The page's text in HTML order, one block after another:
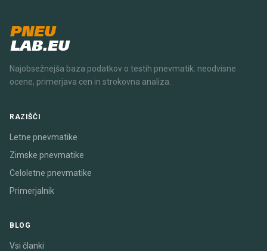
PNEU
LAB.EU
Najobsežnejša baza podatkov o testih pnevmatik. neodvisne
ocene, primerjava cen in strokovna analiza.
RAZIŠČI
Letne pnevmatike
Zimske pnevmatike
Celoletne pnevmatike
Primerjalnik
BLOG
Vsi članki